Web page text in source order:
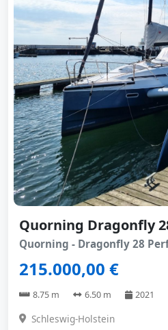
Quorning Dragonfly
Quorning - Dragonfly 28
215.000,00 €
8.75 m 6.50 m 2021
Schleswig-Holstein